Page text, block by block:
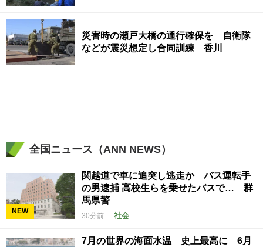
災害時の瀬戸大橋の通行確保を 自衛隊
などが震災想定し合同訓練 香川
全国ニュース（ANN NEWS）
NEW
関越道で車に追突し逃走か バス運転手
の男逮捕 高校生らを乗せたバスで… 群
馬県警
30分前 社会
7月の世界の海面水温 史上最高に 6月